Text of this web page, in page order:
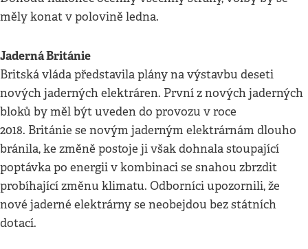
měly konat v polovině ledna.
Jaderná Británie
Britská vláda představila plány na výstavbu deseti
nových jaderných elektráren. První z nových jaderných
bloků by měl být uveden do provozu v roce
2018. Británie se novým jaderným elektrárnám dlouho
bránila, ke změně postoje ji však dohnala stoupající
poptávka po energii v kombinaci se snahou zbrzdit
probíhající změnu klimatu. Odborníci upozornili, že
nové jaderné elektrárny se neobejdou bez státních
dotací.